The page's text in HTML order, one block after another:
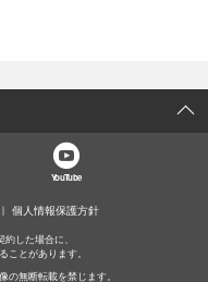
YouTube
個人情報保護方針
した場合に、
ことがあります。
の無断転載を禁じます。